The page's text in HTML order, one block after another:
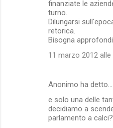
finanziate le
turno.
Dilungarsi
retorica.
Bisogna
11 marzo 2012 alle
Anonimo ha detto…
e solo una delle
decidiamo a
parlamento a calci?